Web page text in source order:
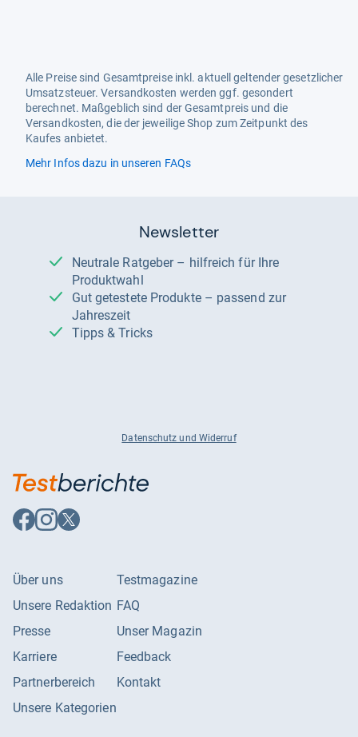
Alle Preise sind Gesamtpreise inkl. aktuell geltender gesetzlicher
Umsatzsteuer. Versandkosten werden ggf. gesondert
berechnet. Maßgeblich sind der Gesamtpreis und die
Versandkosten, die der jeweilige Shop zum Zeitpunkt des
Kaufes anbietet.
Mehr Infos dazu in unseren FAQs
Newsletter
Neutrale Ratgeber – hilfreich für Ihre
Produktwahl
Gut getestete Produkte – passend zur
Jahreszeit
Tipps & Tricks
Datenschutz und Widerruf
Auf
Facebook
Auf
Instagram
Auf
X
Über uns
Unsere Redaktion
Presse
Karriere
Partnerbereich
Unsere Kategorien
Testmagazine
FAQ
Unser Magazin
Feedback
Kontakt